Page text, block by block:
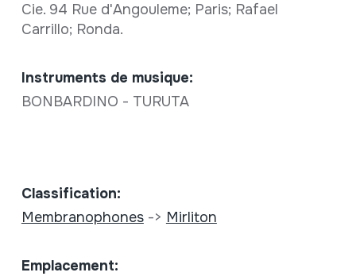
Cie. 94 Rue d'Angouleme; Paris; Rafael
Carrillo; Ronda.
Instruments de musique:
BONBARDINO - TURUTA
Classification:
Membranophones-> Mirliton
Emplacement: